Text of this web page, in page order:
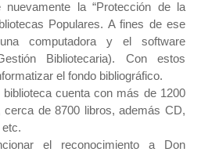
la “Protección de la
Populares. A fines de ese
computadora y el software
Bibliotecaria). Con estos
el fondo bibliográfico.
cuenta con más de 1200
cerca de 8700 libros, además CD,
el reconocimiento a Don